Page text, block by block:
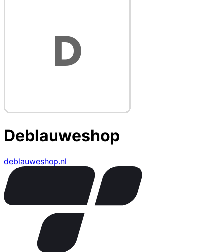
Deblauweshop
deblauweshop.nl